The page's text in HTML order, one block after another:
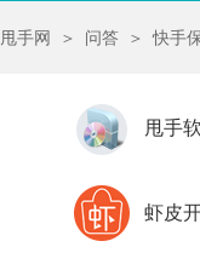
甩手网 ＞ 问答 ＞ 快手
甩手
虾皮